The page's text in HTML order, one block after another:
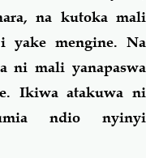
na kutoka mali
yake mengine. Na
nimali yanapaswa
Ikiwa atakuwa ni
ndio nyinyi